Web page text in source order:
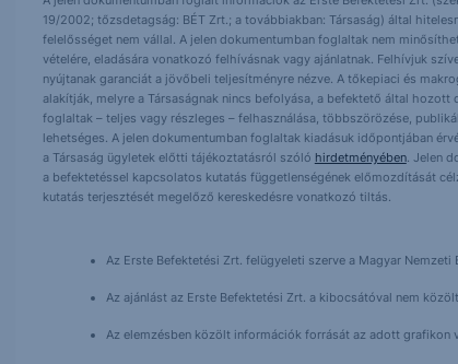
19/2002; tőzsdetagság: BÉT Zrt.; a továbbiakban: Társaság) által
felelősséget nem vállal. A jelen dokumentumban foglaltak nem
vételére, eladására vonatkozó felhívásnak vagy ajánlatnak. Felhívjuk
nyújtanak garanciát a jövőbeli teljesítményre nézve. A tőkepiaci és
alakítják, melyre a Társaságnak nincs befolyása, a befektető által
foglaltak – teljes vagy részleges – felhasználása, többszörözése,
lehetséges. A jelen dokumentumban foglaltak kiadásuk időpontjában
a Társaság ügyletek előtti tájékoztatásról szóló hirdetményében. Jelen
a befektetéssel kapcsolatos kutatás függetlenségének előmozdítását
kutatás terjesztését megelőző kereskedésre vonatkozó tiltás.
Az Erste Befektetési Zrt. felügyeleti szerve a Magyar Nemzeti
Az ajánlást az Erste Befektetési Zrt. a kibocsátóval nem
Az elemzésben közölt információk forrását az adott grafikon